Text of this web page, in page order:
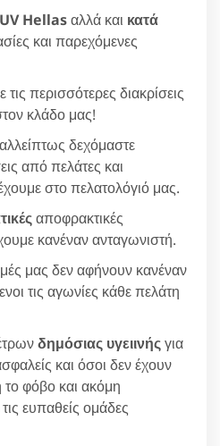
Hellasαλλά και κατά
και παρεχόμενες
περισσότερες διακρίσεις
κλάδο μας!
δεχόμαστε
από πελάτες και
στο πελατολόγιό μας.
αποφρακτικές
κανέναν ανταγωνιστή.
μας δεν αφήνουν κανέναν
τις αγωνίες κάθε πελάτη
δημόσιας υγειινήςγια
και όσοι δεν έχουν
φόβο και ακόμη
ευπαθείς ομάδες